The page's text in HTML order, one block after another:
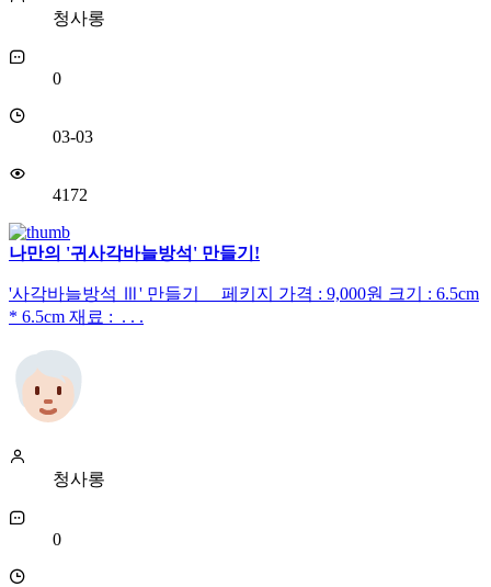
청사롱
0
03-03
4172
나만의 '귀사각바늘방석' 만들기!
'사각바늘방석 Ⅲ' 만들기 페키지 가격 : 9,000원 크기 : 6.5cm
* 6.5cm 재료 : . . .
청사롱
0